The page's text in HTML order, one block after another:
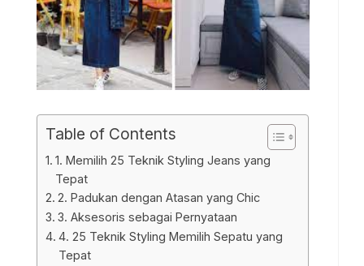
Table of Contents
1. Memilih 25 Teknik Styling Jeans yang
Tepat
2. Padukan dengan Atasan yang Chic
3. Aksesoris sebagai Pernyataan
4. 25 Teknik Styling Memilih Sepatu yang
Tepat